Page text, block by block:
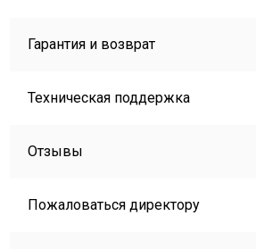
Гарантия и возврат
Техническая поддержка
Отзывы
Пожаловаться директору